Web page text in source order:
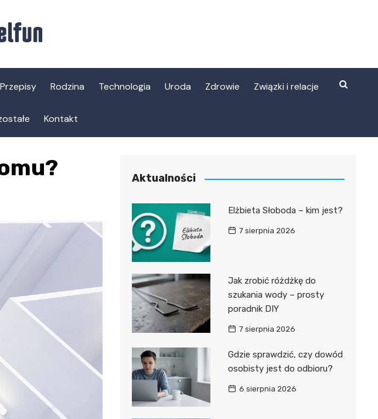
Przepisy Rodzina Technologia Uroda Zdrowie Związki i relacje
Kontakt
Aktualności
Elżbieta Słoboda – kim jest?
7 sierpnia 2026
Jak zrobić różdżkę do
szukania wody – prosty
poradnik DIY
7 sierpnia 2026
Gdzie sprawdzić, czy dowód
osobisty jest do odbioru?
6 sierpnia 2026